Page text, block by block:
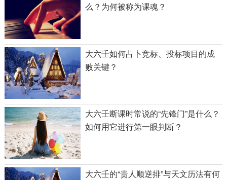
么？为何被称为课魂？
大六壬如何占卜竞标、投标项目的成
败关键？
大六壬断课时常说的“先锋门”是什么？
如何用它进行第一眼判断？
大六壬的“贵人顺逆排”与天文历法有何